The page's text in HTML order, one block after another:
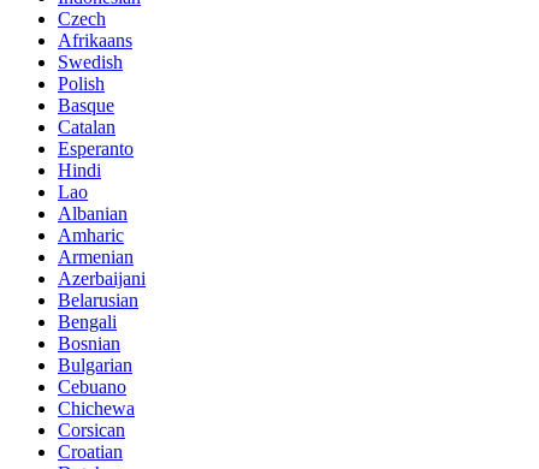
Czech
Afrikaans
Swedish
Polish
Basque
Catalan
Esperanto
Hindi
Lao
Albanian
Amharic
Armenian
Azerbaijani
Belarusian
Bengali
Bosnian
Bulgarian
Cebuano
Chichewa
Corsican
Croatian